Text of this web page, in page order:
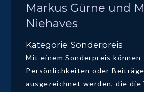
Markus Gürne und
Niehaves
Kategorie: Sonderpreis
Mit einem Sonderpreis können
Persönlichkeiten oder Beiträge
ausgezeichnet werden, die